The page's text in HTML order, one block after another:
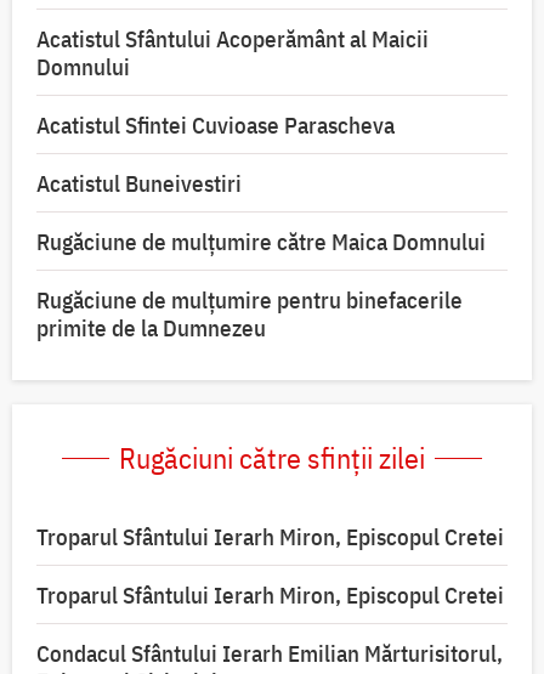
Acatistul Sfântului Acoperământ al Maicii
Domnului
Acatistul Sfintei Cuvioase Parascheva
Acatistul Buneivestiri
Rugăciune de mulţumire către Maica Domnului
Rugăciune de mulțumire pentru binefacerile
primite de la Dumnezeu
Rugăciuni către sfinții zilei
Troparul Sfântului Ierarh Miron, Episcopul Cretei
Troparul Sfântului Ierarh Miron, Episcopul Cretei
Condacul Sfântului Ierarh Emilian Mărturisitorul,